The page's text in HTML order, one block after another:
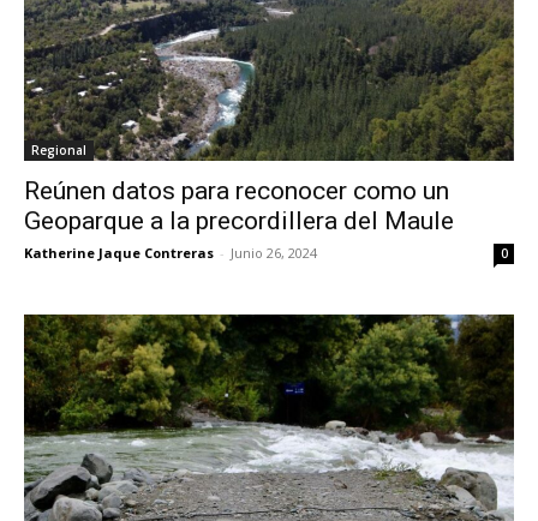
Regional
Reúnen datos para reconocer como un
Geoparque a la precordillera del Maule
Katherine Jaque Contreras - Junio 26, 2024 0